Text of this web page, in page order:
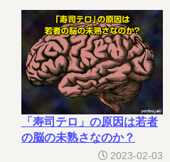
「寿司テロ」の原因は若者
の脳の未熟さなのか？
2023-02-03